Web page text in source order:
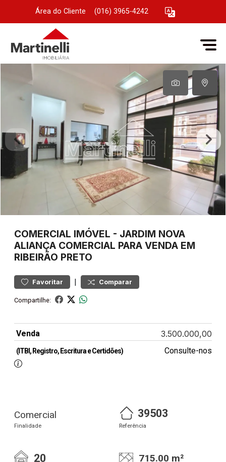
Área do Cliente (016) 3965-4242
COMERCIAL IMÓVEL - JARDIM NOVA
ALIANÇA COMERCIAL PARA VENDA EM
RIBEIRÃO PRETO
Favoritar | Comparar
Compartilhe:
Venda 3.500.000,00
(ITBI, Registro, Escritura e Certidões) Consulte-nos
Comercial
Finalidade
39503
Referência
20 715.00 m²